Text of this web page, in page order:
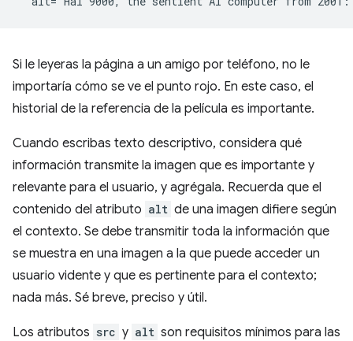
Si le leyeras la página a un amigo por teléfono, no le
importaría cómo se ve el punto rojo. En este caso, el
historial de la referencia de la película es importante.
Cuando escribas texto descriptivo, considera qué
información transmite la imagen que es importante y
relevante para el usuario, y agrégala. Recuerda que el
contenido del atributo alt de una imagen difiere según
el contexto. Se debe transmitir toda la información que
se muestra en una imagen a la que puede acceder un
usuario vidente y que es pertinente para el contexto;
nada más. Sé breve, preciso y útil.
Los atributos src y alt son requisitos mínimos para las